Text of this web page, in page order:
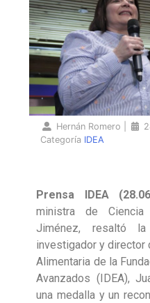
Hernán Romero
Categoría IDEA
Prensa IDEA
ministra de Ciencia
Jiménez, resaltó
investigador y director
Alimentaria de la
Avanzados (IDEA),
una medalla y un